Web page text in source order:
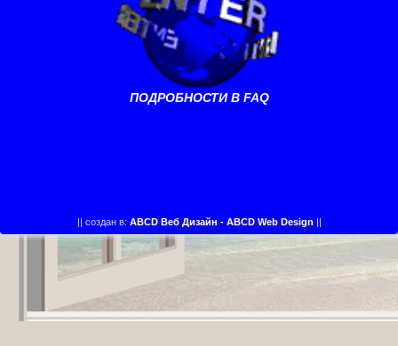
ПОДРОБНОСТИ В FAQ
|| создан в: ABCD Веб Дизайн - ABCD Web Design||